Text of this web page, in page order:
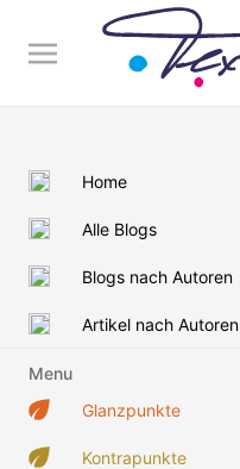
Home
Alle Blogs
Blogs nach Autoren
Artikel nach Autoren
Menu
Glanzpunkte
Kontrapunkte